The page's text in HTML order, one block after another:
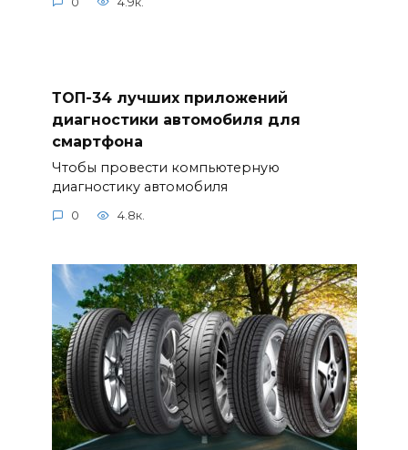
ТОП-34 лучших приложений
диагностики автомобиля для
смартфона
Чтобы провести компьютерную
диагностику автомобиля
0 4.8к.